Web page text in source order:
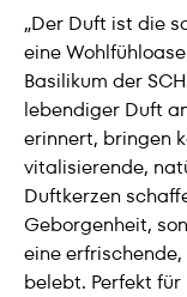
„Der Duft ist die
eine
Basilikum der
lebendiger Duft
erinnert, bringen
vitalisierende,
Duftkerzen
Geborgenheit,
eine
belebt. Perfekt